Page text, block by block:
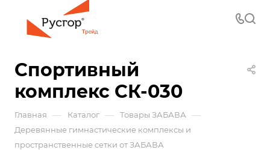
Спортивный
комплекс СК-030
Главная — Каталог — Товары ЗАБАВА —
Деревянные гимнастические комплексы и
пространственные сетки от ЗАБАВА